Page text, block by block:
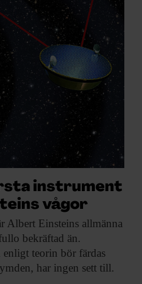
instrument
vågor
Albert Einsteins allmänna
bekräftad än.
teorin bör färdas
har ingen sett till.